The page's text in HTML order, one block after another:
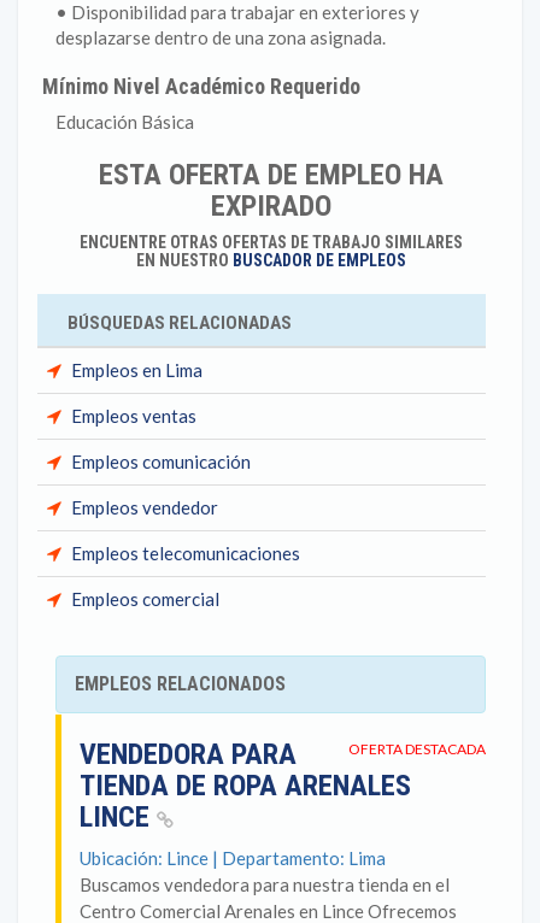
• Disponibilidad para trabajar en exteriores y
desplazarse dentro de una zona asignada.
Mínimo Nivel Académico Requerido
Educación Básica
ESTA OFERTA DE EMPLEO HA
EXPIRADO
ENCUENTRE OTRAS OFERTAS DE TRABAJO SIMILARES
EN NUESTRO BUSCADOR DE EMPLEOS
BÚSQUEDAS RELACIONADAS
Empleos en Lima
Empleos ventas
Empleos comunicación
Empleos vendedor
Empleos telecomunicaciones
Empleos comercial
EMPLEOS RELACIONADOS
OFERTA DESTACADA
VENDEDORA PARA
TIENDA DE ROPA ARENALES
LINCE
Ubicación: Lince | Departamento: Lima
Buscamos vendedora para nuestra tienda en el
Centro Comercial Arenales en Lince Ofrecemos